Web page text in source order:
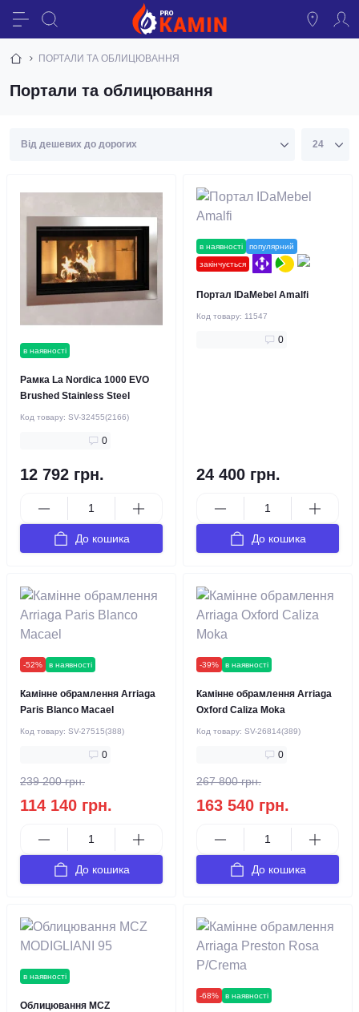
ПОРТАЛИ ТА ОБЛИЦЮВАННЯ
Портали та облицювання
в наявності
Рамка La Nordica 1000 EVO
Brushed Stainless Steel
Код товару: SV-32455(2166)
0
12 792 грн.
До кошика
в наявності
популярний
закінчується
Портал IDaMebel Amalfi
Код товару: 11547
0
24 400 грн.
До кошика
-52% в наявності
Камінне обрамлення Arriaga
Paris Blanco Macael
Код товару: SV-27515(388)
0
239 200 грн.
114 140 грн.
До кошика
-39% в наявності
Камінне обрамлення Arriaga
Oxford Caliza Moka
Код товару: SV-26814(389)
0
267 800 грн.
163 540 грн.
До кошика
в наявності
Облицювання MCZ
-68% в наявності